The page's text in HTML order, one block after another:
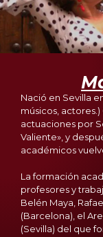
Nació en Sevilla
músicos,
actuaciones por
Valiente», y
académicos
La formación
profesores y
Belén Maya,
(Barcelona), el
(Sevilla) del que